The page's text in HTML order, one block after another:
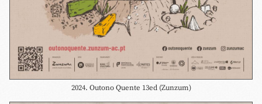
2024. Outono Quente 13ed (Zunzum)